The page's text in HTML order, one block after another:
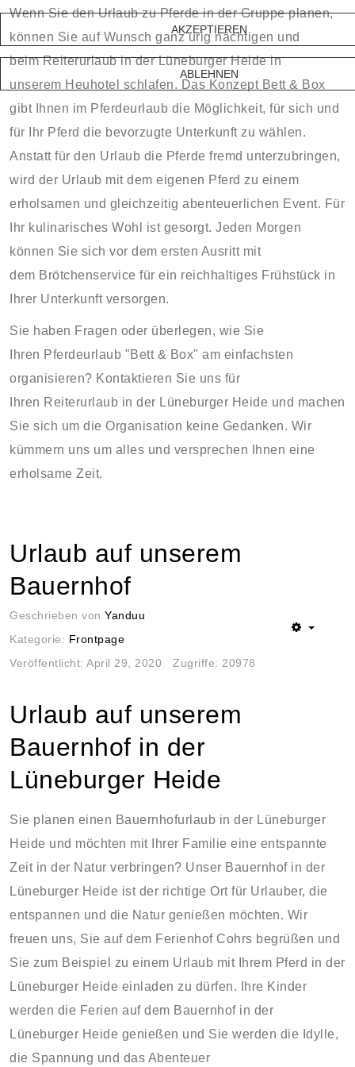
Wenn Sie den Urlaub zu Pferde in der Gruppe planen,
können Sie auf Wunsch ganz urig nächtigen und
beim Reiterurlaub in der Lüneburger Heide in
unserem Heuhotel schlafen. Das Konzept Bett & Box
gibt Ihnen im Pferdeurlaub die Möglichkeit, für sich und
für Ihr Pferd die bevorzugte Unterkunft zu wählen.
Anstatt für den Urlaub die Pferde fremd unterzubringen,
wird der Urlaub mit dem eigenen Pferd zu einem
erholsamen und gleichzeitig abenteuerlichen Event. Für
Ihr kulinarisches Wohl ist gesorgt. Jeden Morgen
können Sie sich vor dem ersten Ausritt mit
dem Brötchenservice für ein reichhaltiges Frühstück in
Ihrer Unterkunft versorgen.
Sie haben Fragen oder überlegen, wie Sie
Ihren Pferdeurlaub "Bett & Box" am einfachsten
organisieren? Kontaktieren Sie uns für
Ihren Reiterurlaub in der Lüneburger Heide und machen
Sie sich um die Organisation keine Gedanken. Wir
kümmern uns um alles und versprechen Ihnen eine
erholsame Zeit.
Urlaub auf unserem
Bauernhof
Geschrieben von Yanduu
Kategorie: Frontpage
Veröffentlicht: April 29, 2020
Zugriffe: 20978
Urlaub auf unserem
Bauernhof in der
Lüneburger Heide
Sie planen einen Bauernhofurlaub in der Lüneburger
Heide und möchten mit Ihrer Familie eine entspannte
Zeit in der Natur verbringen? Unser Bauernhof in der
Lüneburger Heide ist der richtige Ort für Urlauber, die
entspannen und die Natur genießen möchten. Wir
freuen uns, Sie auf dem Ferienhof Cohrs begrüßen und
Sie zum Beispiel zu einem Urlaub mit Ihrem Pferd in der
Lüneburger Heide einladen zu dürfen. Ihre Kinder
werden die Ferien auf dem Bauernhof in der
Lüneburger Heide genießen und Sie werden die Idylle,
die Spannung und das Abenteuer
AKZEPTIEREN
ABLEHNEN